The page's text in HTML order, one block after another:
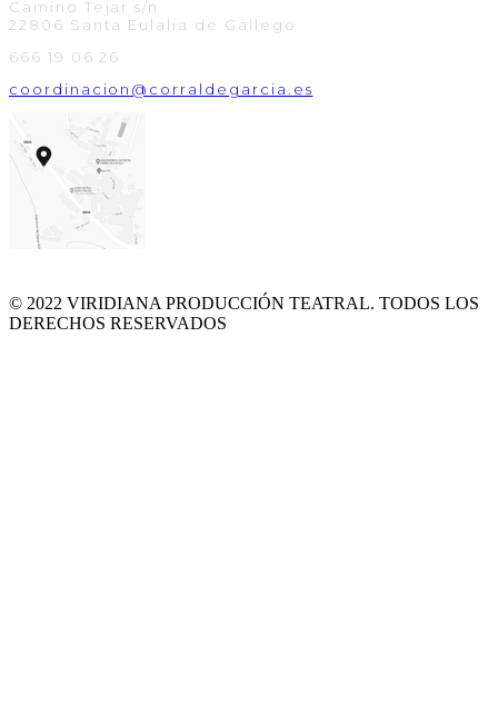
Camino Tejar s/n
22806 Santa Eulalia de Gállego
666 19 06 26
coordinacion@corraldegarcia.es
© 2022 VIRIDIANA PRODUCCIÓN TEATRAL. TODOS LOS
DERECHOS RESERVADOS